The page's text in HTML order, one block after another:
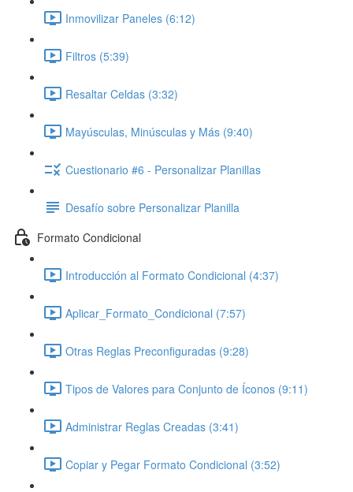
Inmovilizar Paneles (6:12)
Filtros (5:39)
Resaltar Celdas (3:32)
Mayúsculas, Minúsculas y Más (9:40)
Cuestionario #6 - Personalizar Planillas
Desafío sobre Personalizar Planilla
Formato Condicional
Introducción al Formato Condicional (4:37)
Aplicar_Formato_Condicional (7:57)
Otras Reglas Preconfiguradas (9:28)
Tipos de Valores para Conjunto de Íconos (9:11)
Administrar Reglas Creadas (3:41)
Copiar y Pegar Formato Condicional (3:52)